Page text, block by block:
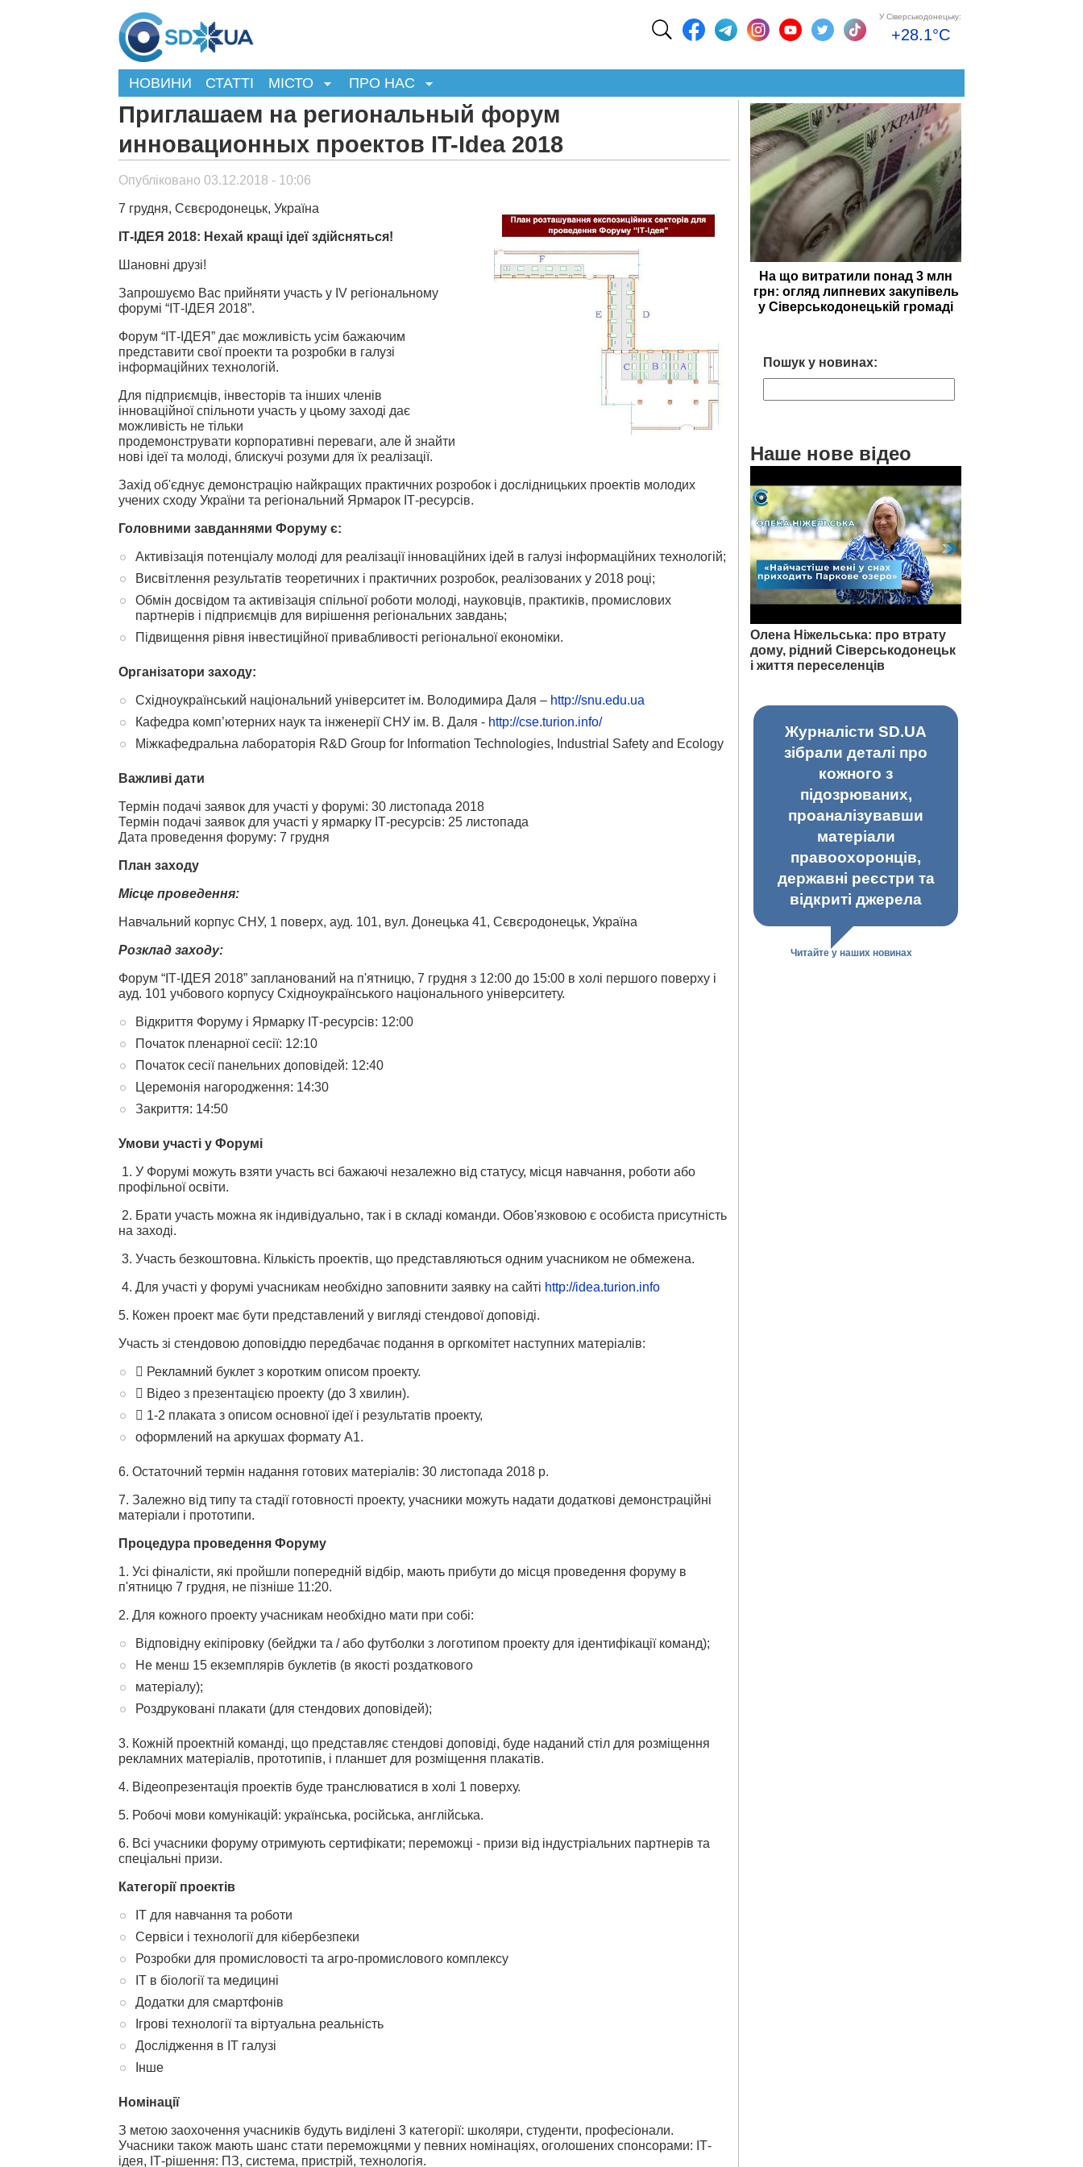
У Сіверськодонецьку:
+28.1°C
НОВИНИ СТАТТІ МІСТО ПРО НАС
Приглашаем на региональный форум
инновационных проектов IT-Idea 2018
Опубліковано 03.12.2018 - 10:06
7 грудня, Сєвєродонецьк, Україна
ІТ-ІДЕЯ 2018: Нехай кращі ідеї здійсняться!
Шановні друзі!
Запрошуємо Вас прийняти участь у ІV регіональному
форумі “ІТ-ІДЕЯ 2018”.
Форум “ІТ-ІДЕЯ” дає можливість усім бажаючим
представити свої проекти та розробки в галузі
інформаційних технологій.
Для підприємців, інвесторів та інших членів
інноваційної спільноти участь у цьому заході дає
можливість не тільки
продемонструвати корпоративні переваги, але й знайти
нові ідеї та молоді, блискучі розуми для їх реалізації.
Захід об'єднує демонстрацію найкращих практичних розробок і дослідницьких проектів молодих
учених сходу України та регіональний Ярмарок ІТ-ресурсів.
Головними завданнями Форуму є:
Активізація потенціалу молоді для реалізації інноваційних ідей в галузі інформаційних технологій;
Висвітлення результатів теоретичних і практичних розробок, реалізованих у 2018 році;
Обмін досвідом та активізація спільної роботи молоді, науковців, практиків, промислових
партнерів і підприємців для вирішення регіональних завдань;
Підвищення рівня інвестиційної привабливості регіональної економіки.
Організатори заходу:
Східноукраїнський національний університет ім. Володимира Даля – http://snu.edu.ua
Кафедра комп’ютерних наук та інженерії СНУ ім. В. Даля - http://cse.turion.info/
Міжкафедральна лабораторія R&D Group for Information Technologies, Industrial Safety and Ecology
Важливі дати
Термін подачі заявок для участі у форумі: 30 листопада 2018
Термін подачі заявок для участі у ярмарку ІТ-ресурсів: 25 листопада
Дата проведення форуму: 7 грудня
План заходу
Місце проведення:
Навчальний корпус CНУ, 1 поверх, ауд. 101, вул. Донецька 41, Cєвєродонецьк, Україна
Розклад заходу:
Форум “ІТ-ІДЕЯ 2018” запланований на п'ятницю, 7 грудня з 12:00 до 15:00 в холі першого поверху і
ауд. 101 учбового корпусу Східноукраїнського національного університету.
Відкриття Форуму і Ярмарку ІТ-ресурсів: 12:00
Початок пленарної сесії: 12:10
Початок сесії панельних доповідей: 12:40
Церемонія нагородження: 14:30
Закриття: 14:50
Умови участі у Форумі
1. У Форумі можуть взяти участь всі бажаючі незалежно від статусу, місця навчання, роботи або
профільної освіти.
2. Брати участь можна як індивідуально, так і в складі команди. Обов'язковою є особиста присутність
на заході.
3. Участь безкоштовна. Кількість проектів, що представляються одним учасником не обмежена.
4. Для участі у форумі учасникам необхідно заповнити заявку на сайті http://idea.turion.info
5. Кожен проект має бути представлений у вигляді стендової доповіді.
Участь зі стендовою доповіддю передбачає подання в оргкомітет наступних матеріалів:
 Рекламний буклет з коротким описом проекту.
 Відео з презентацією проекту (до 3 хвилин).
 1-2 плаката з описом основної ідеї і результатів проекту,
оформлений на аркушах формату А1.
6. Остаточний термін надання готових матеріалів: 30 листопада 2018 р.
7. Залежно від типу та стадії готовності проекту, учасники можуть надати додаткові демонстраційні
матеріали і прототипи.
Процедура проведення Форуму
1. Усі фіналісти, які пройшли попередній відбір, мають прибути до місця проведення форуму в
п'ятницю 7 грудня, не пізніше 11:20.
2. Для кожного проекту учасникам необхідно мати при собі:
Відповідну екіпіровку (бейджи та / або футболки з логотипом проекту для ідентифікації команд);
Не менш 15 екземплярів буклетів (в якості роздаткового
матеріалу);
Роздруковані плакати (для стендових доповідей);
3. Кожній проектній команді, що представляє стендові доповіді, буде наданий стіл для розміщення
рекламних матеріалів, прототипів, і планшет для розміщення плакатів.
4. Відеопрезентація проектів буде транслюватися в холі 1 поверху.
5. Робочі мови комунікацій: українська, російська, англійська.
6. Всі учасники форуму отримують сертифікати; переможці - призи від індустріальних партнерів та
спеціальні призи.
Категорії проектів
ІТ для навчання та роботи
Сервіси і технології для кібербезпеки
Розробки для промисловості та агро-промислового комплексу
ІТ в біології та медицині
Додатки для смартфонів
Ігрові технології та віртуальна реальність
Дослідження в ІТ галузі
Інше
Номінації
З метою заохочення учасників будуть виділені 3 категорії: школяри, студенти, професіонали.
Учасники також мають шанс стати переможцями у певних номінаціях, оголошених спонсорами: ІТ-
ідея, ІТ-рішення: ПЗ, система, пристрій, технологія.
На що витратили понад 3 млн
грн: огляд липневих закупівель
у Сіверськодонецькій громаді
Пошук у новинах:
Наше нове відео
Олена Ніжельська: про втрату
дому, рідний Сіверськодонецьк
і життя переселенців
Журналісти SD.UA
зібрали деталі про
кожного з
підозрюваних,
проаналізувавши
матеріали
правоохоронців,
державні реєстри та
відкриті джерела
Читайте у наших новинах